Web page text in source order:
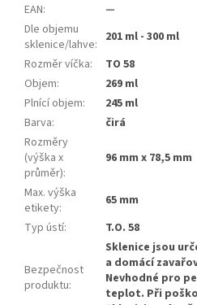
EAN:
—
Dle objemu
sklenice/lahve: 201 ml - 300 ml
Rozměr víčka:
TO 58
Objem:
269 ml
Plnící objem:
245 ml
Barva:
čirá
Rozměry
(výška x
průměr):
96 mm x 78,5 mm
Max. výška
etikety:
65 mm
Typ ústí: T.O. 58
Bezpečnost
produktu:
Sklenice jsou
a domácí
Nevhodné pro
teplot. Při